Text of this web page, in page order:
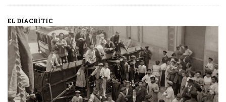
EL DIACRÍTIC